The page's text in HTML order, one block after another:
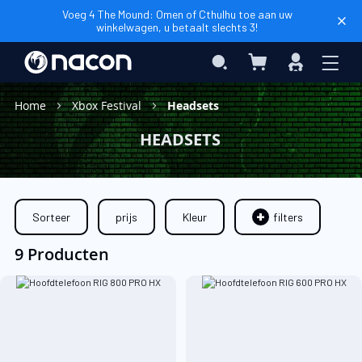
Voeg 4 The Mound: Omen of Cthulhu toe aan uw
winkelwagen, u betaalt slechts 3!
Search Winkelwagen
Inloggen
Home Xbox Festival Headsets
HEADSETS
Sorteer prijs Kleur filters
9 Producten